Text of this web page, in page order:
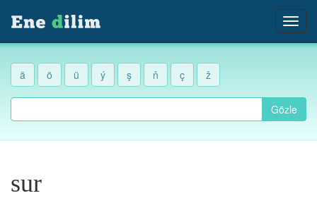
ä ö ü ý ş ň ç ž
Gözle
sur